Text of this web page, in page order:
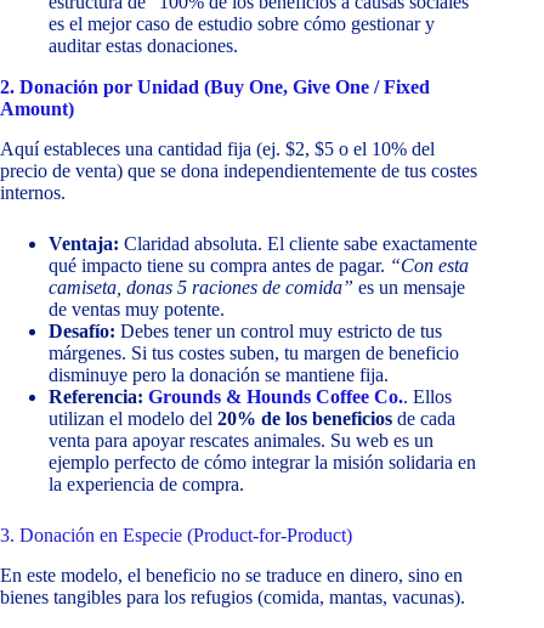
es el mejor caso de estudio sobre cómo gestionar y
auditar estas donaciones.
2. Donación por Unidad (Buy One, Give One / Fixed
Amount)
Aquí estableces una cantidad fija (ej. $2, $5 o el 10% del
precio de venta) que se dona independientemente de tus costes
internos.
Ventaja: Claridad absoluta. El cliente sabe exactamente
qué impacto tiene su compra antes de pagar. “Con esta
camiseta, donas 5 raciones de comida” es un mensaje
de ventas muy potente.
Desafío: Debes tener un control muy estricto de tus
márgenes. Si tus costes suben, tu margen de beneficio
disminuye pero la donación se mantiene fija.
Referencia: Grounds & Hounds Coffee Co.. Ellos
utilizan el modelo del 20% de los beneficios de cada
venta para apoyar rescates animales. Su web es un
ejemplo perfecto de cómo integrar la misión solidaria en
la experiencia de compra.
3. Donación en Especie (Product-for-Product)
En este modelo, el beneficio no se traduce en dinero, sino en
bienes tangibles para los refugios (comida, mantas, vacunas).